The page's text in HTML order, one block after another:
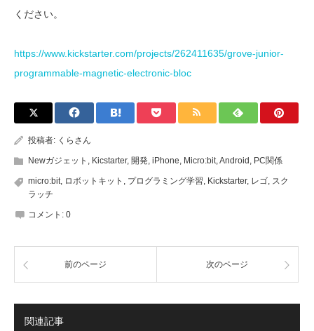
ください。
https://www.kickstarter.com/projects/262411635/grove-junior-
programmable-magnetic-electronic-bloc
投稿者: くらさん
Newガジェット , Kicstarter, 開発, iPhone, Micro:bit,Android , PC関係
micro:bit, ロボットキット , プログラミング学習, Kickstarter, レゴ, スク
ラッチ
コメント: 0
前のページ 次のページ
関連記事